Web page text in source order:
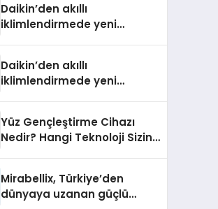
Daikin’den akıllı
iklimlendirmede yeni
Daikin’den akıllı
iklimlendirmede yeni
Yüz Gençleştirme Cihazı
Nedir? Hangi Teknoloji Sizin
Mirabellix, Türkiye’den
dünyaya uzanan güçlü